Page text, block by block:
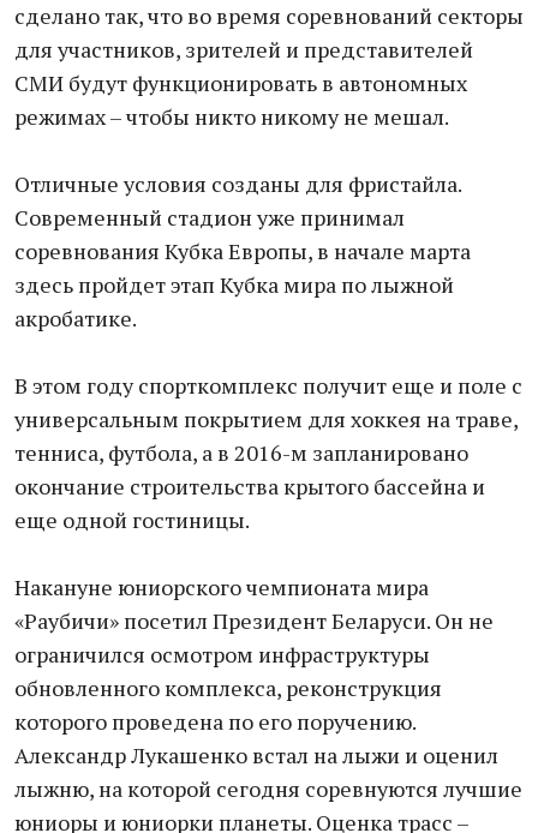
сделано так, что во время соревнований секторы
для участников, зрителей и представителей
СМИ будут функционировать в автономных
режимах – чтобы никто никому не мешал.
Отличные условия созданы для фристайла.
Современный стадион уже принимал
соревнования Кубка Европы, в начале марта
здесь пройдет этап Кубка мира по лыжной
акробатике.
В этом году спорткомплекс получит еще и поле с
универсальным покрытием для хоккея на траве,
тенниса, футбола, а в 2016-м запланировано
окончание строительства крытого бассейна и
еще одной гостиницы.
Накануне юниорского чемпионата мира
«Раубичи» посетил Президент Беларуси. Он не
ограничился осмотром инфраструктуры
обновленного комплекса, реконструкция
которого проведена по его поручению.
Александр Лукашенко встал на лыжи и оценил
лыжню, на которой сегодня соревнуются лучшие
юниоры и юниорки планеты. Оценка трасс –